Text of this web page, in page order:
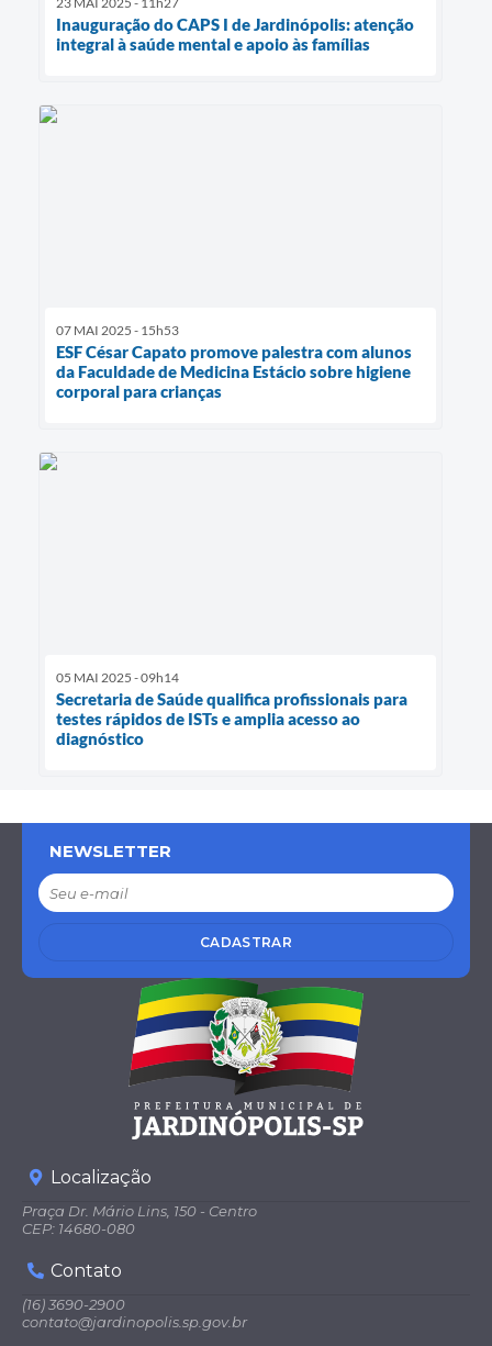
Inauguração do CAPS I de Jardinópolis: atenção
integral à saúde mental e apoio às famílias
07 MAI 2025 - 15h53
ESF César Capato promove palestra com alunos
da Faculdade de Medicina Estácio sobre higiene
corporal para crianças
05 MAI 2025 - 09h14
Secretaria de Saúde qualifica profissionais para
testes rápidos de ISTs e amplia acesso ao
diagnóstico
NEWSLETTER
CADASTRAR
Localização
Praça Dr. Mário Lins, 150 - Centro
CEP: 14680-080
Contato
(16) 3690-2900
contato@jardinopolis.sp.gov.br